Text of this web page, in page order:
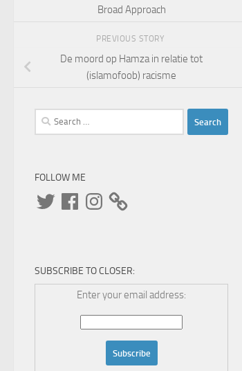
Broad Approach
PREVIOUS STORY
De moord op Hamza in relatie tot
(islamofoob) racisme
Search
for:
FOLLOW ME
TwitterFacebookInstagram
SUBSCRIBE TO CLOSER:
Enter your email address: